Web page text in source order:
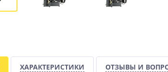
ХАРАКТЕРИСТИКИ ОТЗЫВЫ И